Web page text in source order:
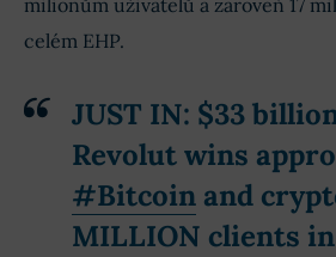
milionům uživatelů a zároveň 17
celém EHP.
JUST IN: $33
Revolut wins
#Bitcoin and
MILLION clients